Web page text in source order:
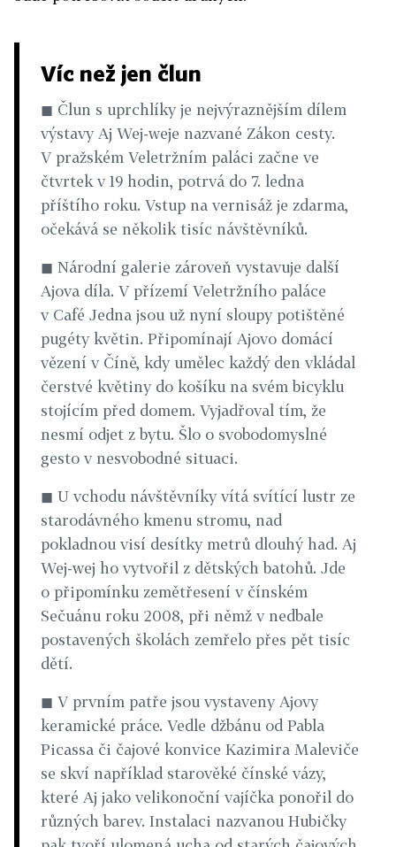
Víc než jen člun
◼ Člun s uprchlíky je nejvýraznějším dílem
výstavy Aj Wej-weje nazvané Zákon cesty.
V pražském Veletržním paláci začne ve
čtvrtek v 19 hodin, potrvá do 7. ledna
příštího roku. Vstup na vernisáž je zdarma,
očekává se několik tisíc návštěvníků.
◼ Národní galerie zároveň vystavuje další
Ajova díla. V přízemí Veletržního paláce
v Café Jedna jsou už nyní sloupy potištěné
pugéty květin. Připomínají Ajovo domácí
vězení v Číně, kdy umělec každý den vkládal
čerstvé květiny do košíku na svém bicyklu
stojícím před domem. Vyjadřoval tím, že
nesmí odjet z bytu. Šlo o svobodomyslné
gesto v nesvobodné situaci.
◼ U vchodu návštěvníky vítá svítící lustr ze
starodávného kmenu stromu, nad
pokladnou visí desítky metrů dlouhý had. Aj
Wej-wej ho vytvořil z dětských batohů. Jde
o připomínku zemětřesení v čínském
Sečuánu roku 2008, při němž v nedbale
postavených školách zemřelo přes pět tisíc
dětí.
◼ V prvním patře jsou vystaveny Ajovy
keramické práce. Vedle džbánu od Pabla
Picassa či čajové konvice Kazimira Maleviče
se skví například starověké čínské vázy,
které Aj jako velikonoční vajíčka ponořil do
různých barev. Instalaci nazvanou Hubičky